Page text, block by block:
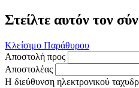
Στείλτε αυτόν τον
Κλείσιμο Παράθυρου
Αποστολή προς
Αποστολέας
Η διεύθυνση ηλεκτρονικού